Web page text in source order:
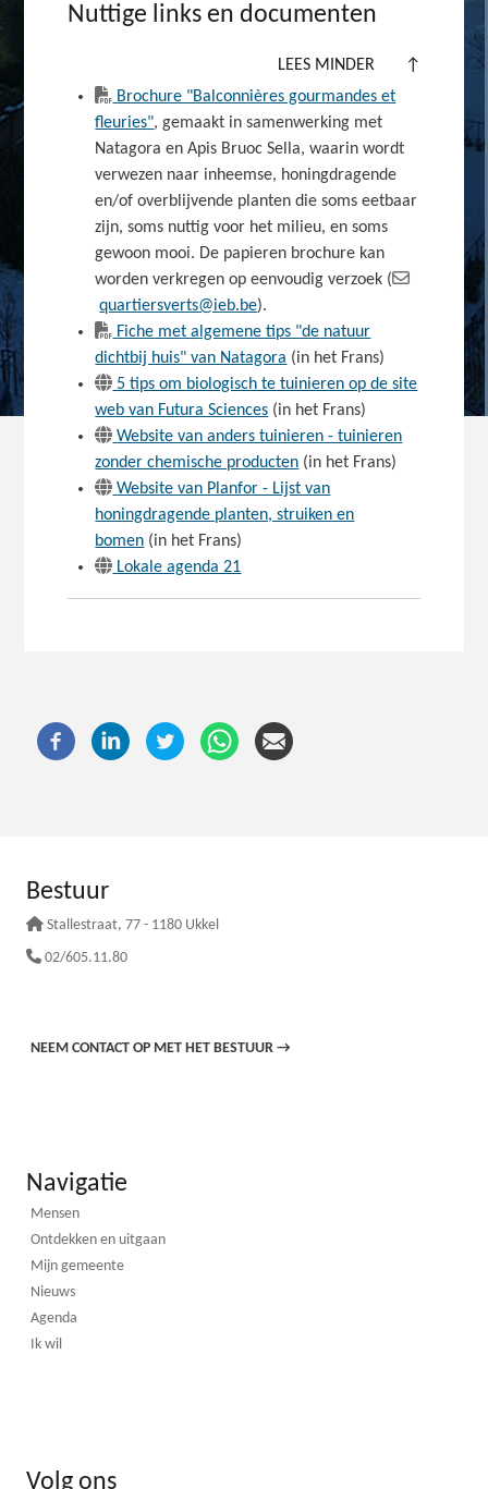
Nuttige links en documenten
LEES MINDER
↑
Brochure "Balconnières gourmandes et
fleuries", gemaakt in samenwerking met
Natagora en Apis Bruoc Sella, waarin wordt
verwezen naar inheemse, honingdragende
en/of overblijvende planten die soms eetbaar
zijn, soms nuttig voor het milieu, en soms
gewoon mooi. De papieren brochure kan
worden verkregen op eenvoudig verzoek (
quartiersverts@ieb.be).
Fiche met algemene tips "de natuur
dichtbij huis" van Natagora (in het Frans)
5 tips om biologisch te tuinieren op de site
web van Futura Sciences (in het Frans)
Website van anders tuinieren - tuinieren
zonder chemische producten (in het Frans)
Website van Planfor - Lijst van
honingdragende planten, struiken en
bomen (in het Frans)
Lokale agenda 21
Bestuur
Stallestraat, 77 - 1180 Ukkel
02/605.11.80
NEEM CONTACT OP MET HET BESTUUR →
Navigatie
Mensen
Ontdekken en uitgaan
Mijn gemeente
Nieuws
Agenda
Ik wil
Volg ons